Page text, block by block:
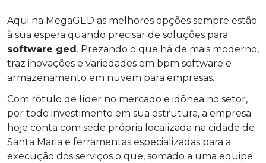
Aqui na MegaGED as melhores opções sempre estão
à sua espera quando precisar de soluções para
software ged. Prezando o que há de mais moderno,
traz inovações e variedades em bpm software e
armazenamento em nuvem para empresas.
Com rótulo de líder no mercado e idônea no setor,
por todo investimento em sua estrutura, a empresa
hoje conta com sede própria localizada na cidade de
Santa Maria e ferramentas especializadas para a
execução dos serviços o que, somado a uma equipe